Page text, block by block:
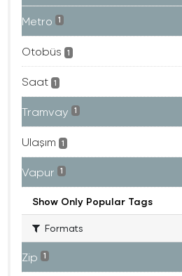
Metro 1
Otobüs 1
Saat 1
Tramvay 1
Ulaşım 1
Vapur 1
Show Only Popular Tags
Formats
Zip 1